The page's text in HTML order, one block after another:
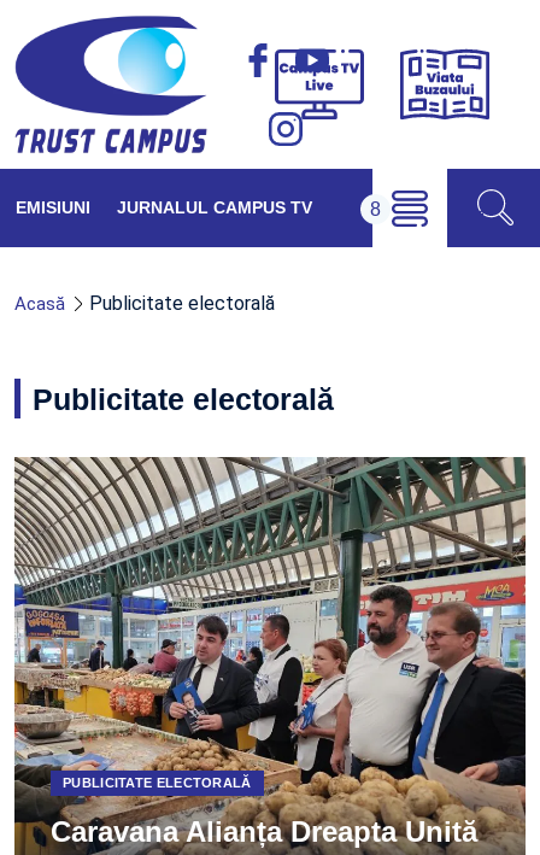
Campus
Viața
EMISIUNI JURNALUL CAMPUS TV
Acasă Publicitate electorală
Publicitate electorală
PUBLICITATE ELECTORALĂ
Caravana Alianța Dreapta Unită